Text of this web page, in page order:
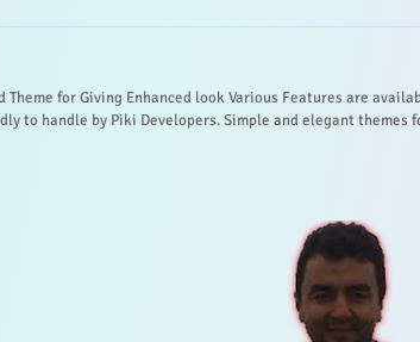
Theme for Giving Enhanced look Various Features are
to handle by Piki Developers. Simple and elegant themes